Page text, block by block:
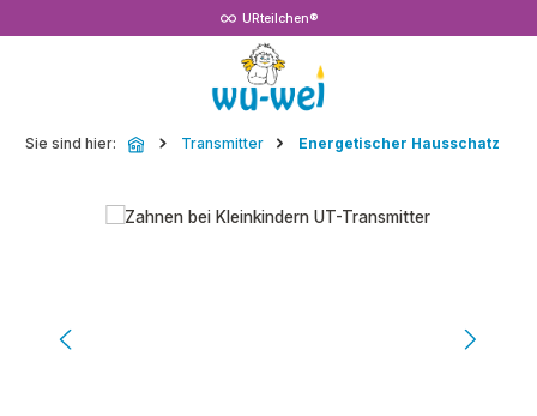
URteilchen®
Sie sind hier: Transmitter Energetischer Hausschatz
Bildergalerie überspringen